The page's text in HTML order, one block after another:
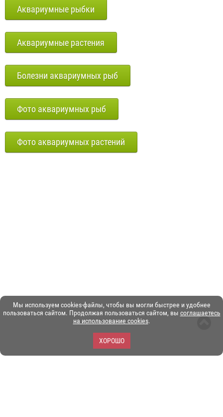
Мы используем cookies-файлы, чтобы вы могли быстрее и удобнее
пользоваться сайтом. Продолжая пользоваться сайтом, вы соглашаетесь
на использование cookies.
ХОРОШО
Аквариумные рыбки
Аквариумные растения
Болезни аквариумных рыб
Фото аквариумных рыб
Фото аквариумных растений